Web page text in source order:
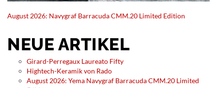
August 2026: Navygraf Barracuda CMM.20 Limited Edition
NEUE ARTIKEL
Girard-Perregaux Laureato Fifty
Hightech-Keramik von Rado
August 2026: Yema Navygraf Barracuda CMM.20 Limited